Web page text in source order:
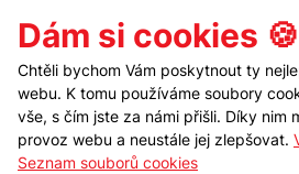
Kontakt
Dám si cookies 🍪
Chtěli bychom Vám poskytnout ty
webu. K tomu používáme soubory
vše, s čím jste za námi přišli. Díky nim
provoz webu a neustále jej zlepšovat.
Seznam souborů cookies